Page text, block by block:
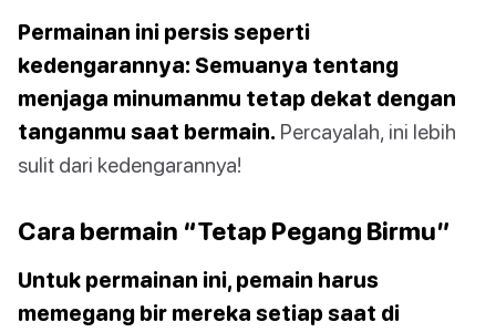
Permainan ini persis seperti
kedengarannya: Semuanya tentang
menjaga minumanmu tetap dekat dengan
tanganmu saat bermain. Percayalah, ini lebih
sulit dari kedengarannya!
Cara bermain “Tetap Pegang Birmu”
Untuk permainan ini, pemain harus
memegang bir mereka setiap saat di